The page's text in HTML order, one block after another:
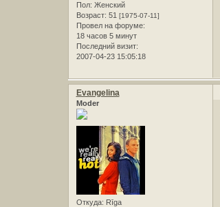
Пол: Женский
Возраст: 51 [1975-07-11]
Провел на форуме:
18 часов 5 минут
Последний визит:
2007-04-23 15:05:18
Evangelina
Moder
Откуда: Rīga